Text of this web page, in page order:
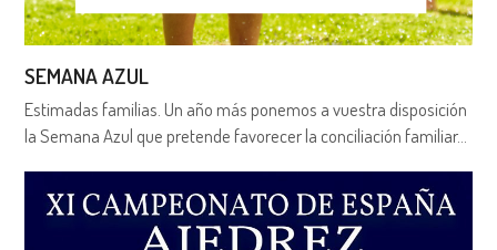
SEMANA AZUL
Estimadas familias. Un año más ponemos a vuestra disposición
la Semana Azul que pretende favorecer la conciliación familiar…